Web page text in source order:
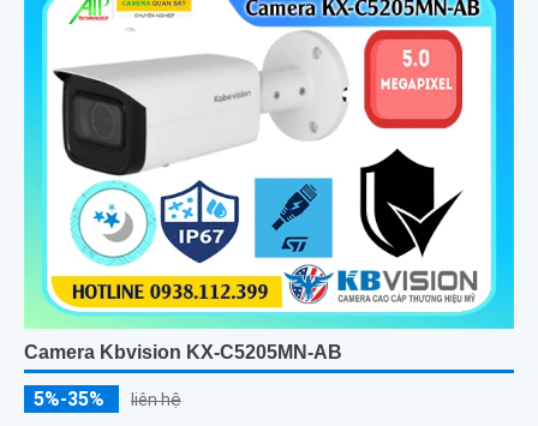
Camera Kbvision KX-C5205MN-AB
5%-35% liên hệ